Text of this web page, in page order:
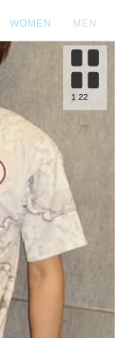
WOMEN MEN
1 22